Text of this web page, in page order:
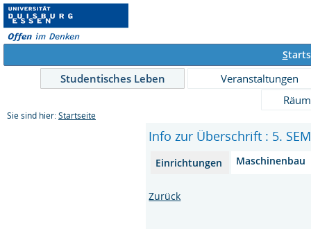
S
Studentisches Leben
Veranstaltungen
Sie sind hier: Startseite
Info zur Überschrift : 5.
Einrichtungen Maschinenbau
Zurück